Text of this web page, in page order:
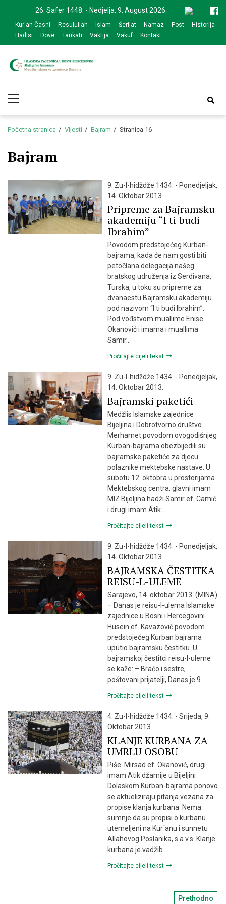
navigation
content
26. Safer 1448. - Nedjelja, 9. August 2026.
Kur'an Časni Resulullah Islam Šerijat Namaz Post
Historija
Hadisi
Dove Tarikati Vaktija Vakuf Kontakt
zajednice Bijeljina
Menu
Početna stranica Vijesti Bajram Stranica 16
Bajram
9. Zu-l-hidždže 1434. - Ponedjeljak,
14. Oktobar 2013.
Pripreme za Bajramsku
akademiju “I ti budi
Ibrahim”
Povodom predstojećeg Kurban-
bajrama, kada će nam gosti biti
petočlana delegacija našeg
bratskog udruženja iz Serdivana,
Turska, u toku su pripreme za
dvanaestu Bajramsku akademiju
pod nazivom “I ti budi Ibrahim”.
Pod vođstvom muallime Enise
Okanović i imama i muallima
Samir…
Pročitajte cijeli tekst
9. Zu-l-hidždže 1434. - Ponedjeljak,
14. Oktobar 2013.
Bajramski paketići
Medžlis Islamske zajednice
Bijeljina i Dobrotvorno društvo
Merhamet povodom ovogodišnjeg
Kurban-bajrama obezbijedili su
bajramske paketiće za djecu
polaznike mektebske nastave. U
subotu 12. oktobra u prostorijama
Mektebskog centra, glavni imam
MIZ Bijeljina hadži Samir ef. Camić
i drugi imam Atik…
Pročitajte cijeli tekst
9. Zu-l-hidždže 1434. - Ponedjeljak,
14. Oktobar 2013.
BAJRAMSKA ČESTITKA
REISU-L-ULEME
Sarajevo, 14. oktobar 2013. (MINA)
– Danas je reisu-l-ulema Islamske
zajednice u Bosni i Hercegovini
Husein ef. Kavazović povodom
predstojećeg Kurban bajrama
uputio bajramsku čestitku. U
bajramskoj čestitci reisu-l-uleme
se kaže: – Braćo i sestre,
poštovani prijatelji, Danas je 9….
Pročitajte cijeli tekst
4. Zu-l-hidždže 1434. - Srijeda, 9.
Oktobar 2013.
KLANJE KURBANA ZA
UMRLU OSOBU
Piše: Mirsad ef. Okanović, drugi
imam Atik džamije u Bijeljini
Dolaskom Kurban-bajrama ponovo
se aktueliziraju pitanja vezana za
propise klanja kurbana. Nema
sumnje da su propisi o kurbanu
utemeljeni na Kur´anu i sunnetu
Allahovog Poslanika, s.a.v.s. Klanje
kurbana je vadžib…
Pročitajte cijeli tekst
Prethodno